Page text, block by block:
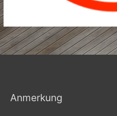
Anmerkung